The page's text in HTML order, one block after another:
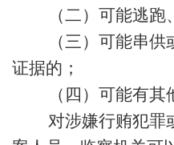
（二）可能逃跑
（三）可能串
证据的；
（四）可能有其
对涉嫌行贿犯罪